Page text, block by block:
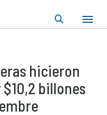
hicieron
billones